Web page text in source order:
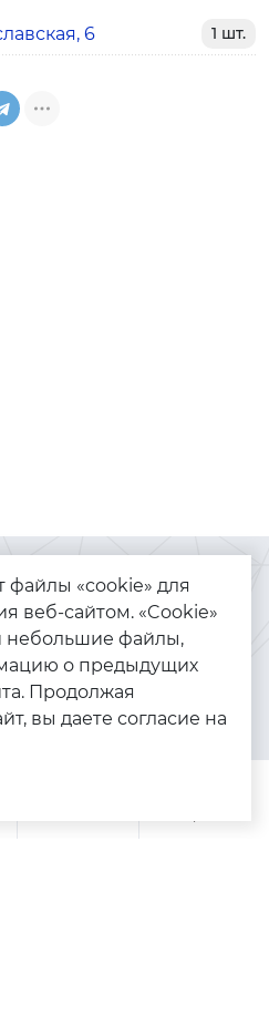
6 1 шт.
Каталог
Браслеты
Золото
Серебро
файлы «cookie» для
веб-сайтом. «Cookie»
небольшие файлы,
о предыдущих
Продолжая
вы даете согласие на